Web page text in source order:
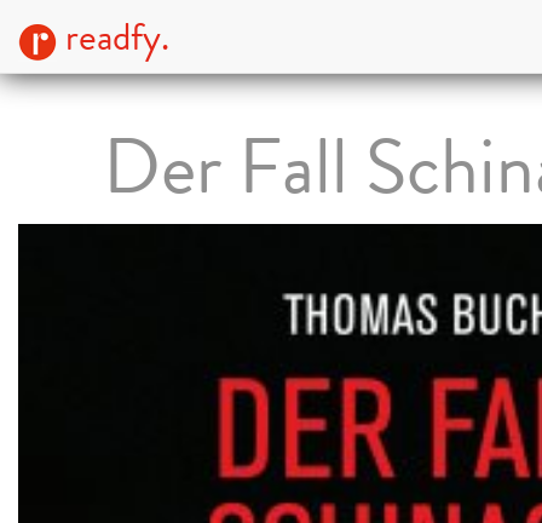
readfy.
Der Fall